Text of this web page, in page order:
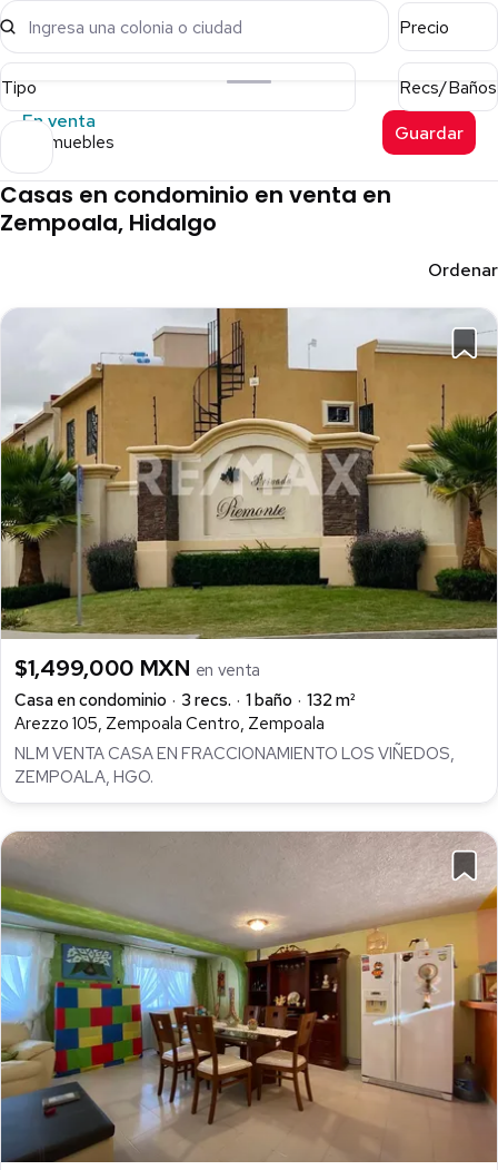
Ingresa una colonia o ciudad Precio
Tipo
Recs/Baños
En venta
6 inmuebles Guardar
Casas en condominio en venta en
Zempoala, Hidalgo
Ordenar
$1,499,000 MXN en venta
Casa en condominio
3 recs. 1 baño
132 m²
Arezzo 105, Zempoala Centro, Zempoala
NLM VENTA CASA EN FRACCIONAMIENTO LOS VIÑEDOS,
ZEMPOALA, HGO.